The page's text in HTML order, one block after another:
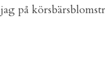
jag på